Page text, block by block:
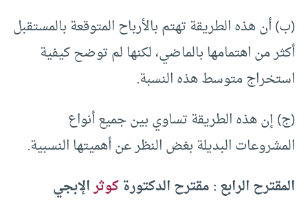
(ب) أن هذه الطريقة تهتم بالأرباح المتوقعة بالمستقبل
أكثر من اهتمامها بالماضي، لكنها لم توضح كيفية
استخراج متوسط هذه النسبة.
(ج) إن هذه الطريقة تساوي بين جميع أنواع
المشروعات البديلة بغض النظر عن أهميتها النسبية.
المقترح الرابع : مقترح الدكتورةكوثرالإبجي